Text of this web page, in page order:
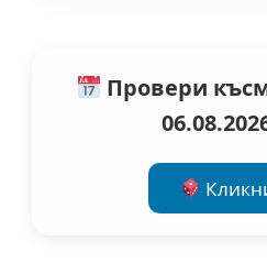
Провери